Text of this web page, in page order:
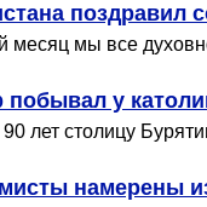
поздравил
месяц мы все
у
лет столицу
намерены